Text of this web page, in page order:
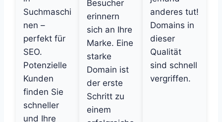
Suchmaschi
nen –
perfekt für
SEO.
Potenzielle
Kunden
finden Sie
schneller
und Ihre
Besucher
erinnern
sich an Ihre
Marke. Eine
starke
Domain ist
der erste
Schritt zu
einem
anderes tut!
Domains in
dieser
Qualität
sind schnell
vergriffen.